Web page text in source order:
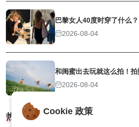
巴黎女人40度时穿了什么？
2026-08-04
和闺蜜出去玩就这么拍！
2026-08-04
热门标签
Cookie 政策